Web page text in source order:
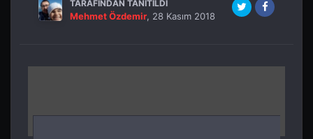
TARAFINDAN TANITILDI
Mehmet Özdemir, 28 Kasım 2018